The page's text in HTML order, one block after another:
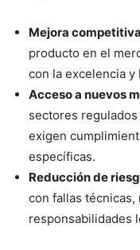
Mejora
producto en el
con la excelencia y
Acceso a nuevos
sectores
exigen
específicas.
Reducción de
con fallas
responsabilidades